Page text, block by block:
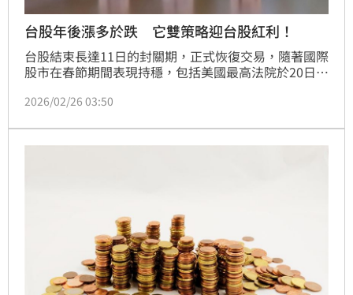
台股年後漲多於跌 它雙策略迎台股紅利！
台股結束長達11日的封關期，正式恢復交易，隨著國際
股市在春節期間表現持穩，包括美國最高法院於20日時
是火熱開打，緊接著就有高達10檔左右的基金準備加入
示，根據近十年統計，加權指數在農曆年後機率漲多於
跌，封關日恢復交易後5日平均上漲機率達8成、後20
2026/02/26 03:50